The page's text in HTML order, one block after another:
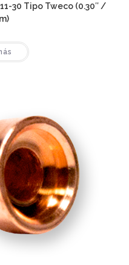
30 Tipo Tweco (0.30″ /